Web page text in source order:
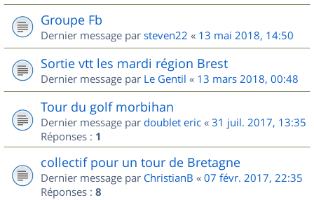
Groupe Fb
Dernier message par steven22 « 13 mai 2018, 14:50
Sortie vtt les mardi région Brest
Dernier message par Le Gentil « 13 mars 2018, 00:48
Tour du golf morbihan
Dernier message par doublet eric « 31 juil. 2017, 13:35
Réponses : 1
collectif pour un tour de Bretagne
Dernier message par ChristianB « 07 févr. 2017, 22:35
Réponses : 8